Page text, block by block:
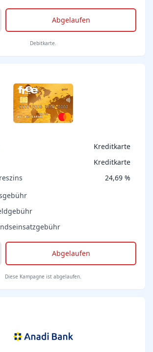
Abgelaufen
Debitkarte.
Kreditkarte
Kreditkarte
24,69 %
Abgelaufen
Diese Kampagne ist abgelaufen.